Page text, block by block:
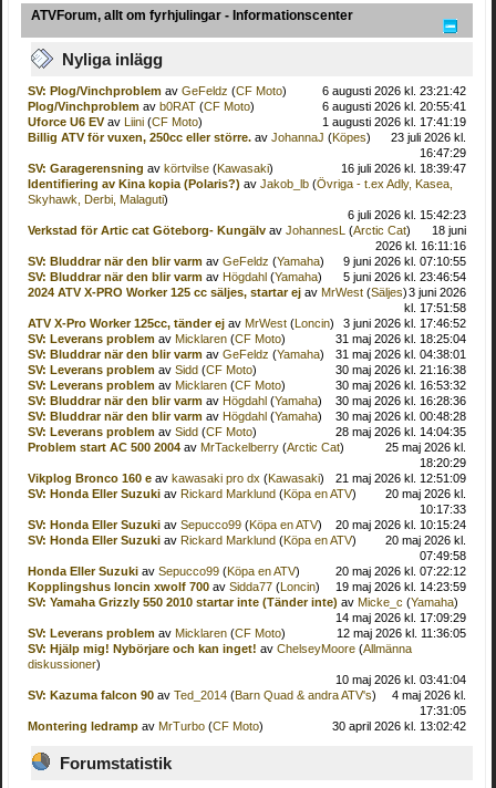
ATVForum, allt om fyrhjulingar - Informationscenter
Nyliga inlägg
SV: Plog/Vinchproblem av GeFeldz (CF Moto)
6 augusti 2026 kl. 23:21:42
Plog/Vinchproblem av b0RAT(CF Moto)
6 augusti 2026 kl. 20:55:41
Uforce U6 EVav Liini(CF Moto)
1 augusti 2026 kl. 17:41:19
Billig ATV för vuxen, 250cc eller större.av JohannaJ (Köpes)
23 juli 2026 kl.
16:47:29
SV: Garagerensning av körtvilse(Kawasaki)
16 juli 2026 kl. 18:39:47
Identifiering av Kina kopia (Polaris?) av Jakob_lb(Övriga - t.ex Adly, Kasea,
Skyhawk, Derbi, Malaguti)
6 juli 2026 kl. 15:42:23
Verkstad för Artic cat Göteborg- Kungälvav JohannesL (Arctic Cat)
18 juni
2026 kl. 16:11:16
SV: Bluddrar när den blir varmav GeFeldz (Yamaha)
9 juni 2026 kl. 07:10:55
SV: Bluddrar när den blir varmav Högdahl (Yamaha)
5 juni 2026 kl. 23:46:54
2024 ATV X-PRO Worker 125 cc säljes, startar ejav MrWest(Säljes)3 juni 2026
kl. 17:51:58
ATV X-Pro Worker 125cc, tänder ejav MrWest(Loncin)
3 juni 2026 kl. 17:46:52
SV: Leverans problem av Micklaren(CF Moto)
31 maj 2026 kl. 18:25:04
SV: Bluddrar när den blir varmav GeFeldz (Yamaha)
31 maj 2026 kl. 04:38:01
SV: Leverans problem av Sidd (CF Moto)
30 maj 2026 kl. 21:16:38
SV: Leverans problem av Micklaren(CF Moto)
30 maj 2026 kl. 16:53:32
SV: Bluddrar när den blir varmav Högdahl (Yamaha)
30 maj 2026 kl. 16:28:36
SV: Bluddrar när den blir varmav Högdahl (Yamaha)
30 maj 2026 kl. 00:48:28
SV: Leverans problem av Sidd (CF Moto)
28 maj 2026 kl. 14:04:35
Problem start AC 500 2004av MrTackelberry(Arctic Cat)
25 maj 2026 kl.
18:20:29
Vikplog Bronco 160 eav kawasaki pro dx (Kawasaki)
21 maj 2026 kl. 12:51:09
SV: Honda Eller Suzuki av Rickard Marklund (Köpa en ATV)
20 maj 2026 kl.
10:17:33
SV: Honda Eller Suzuki av Sepucco99(Köpa en ATV)
20 maj 2026 kl. 10:15:24
SV: Honda Eller Suzuki av Rickard Marklund (Köpa en ATV)
20 maj 2026 kl.
07:49:58
Honda Eller Suzuki av Sepucco99(Köpa en ATV)
20 maj 2026 kl. 07:22:12
Kopplingshus loncin xwolf 700av Sidda77(Loncin)
19 maj 2026 kl. 14:23:59
SV: Yamaha Grizzly 550 2010 startar inte (Tänder inte) av Micke_c (Yamaha)
14 maj 2026 kl. 17:09:29
SV: Leverans problem av Micklaren(CF Moto)
12 maj 2026 kl. 11:36:05
SV: Hjälp mig! Nybörjare och kan inget! av ChelseyMoore(Allmänna
diskussioner)
10 maj 2026 kl. 03:41:04
SV: Kazuma falcon 90av Ted_2014(Barn Quad & andra ATV's)
4 maj 2026 kl.
17:31:05
Montering ledrampav MrTurbo(CF Moto) 30 april 2026 kl. 13:02:42
Forumstatistik